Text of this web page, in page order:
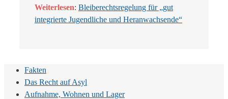
Weiterlesen: Bleiberechtsregelung für „gut
integrierte Jugendliche und Heranwachsende“
Fakten
Das Recht auf Asyl
Aufnahme, Wohnen und Lager